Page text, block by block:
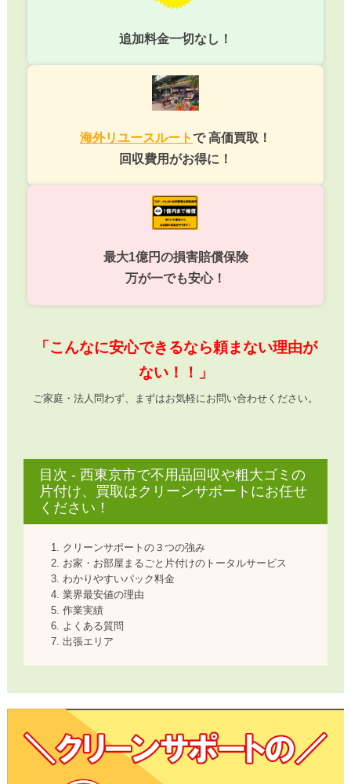
追加料金一切なし！
海外リユースルートで 高価買取！
回収費用がお得に！
最大1億円の損害賠償保険
万が一でも安心！
「こんなに安心できるなら頼まない理由が
ない！！」
ご家庭・法人問わず、まずはお気軽にお問い合わせください。
目次 - 西東京市で不用品回収や粗大ゴミの
片付け、買取はクリーンサポートにお任せ
ください！
クリーンサポートの３つの強み
お家・お部屋まるごと片付けのトータルサービス
わかりやすいパック料金
業界最安値の理由
作業実績
よくある質問
出張エリア
クリーンサポートの３つの強